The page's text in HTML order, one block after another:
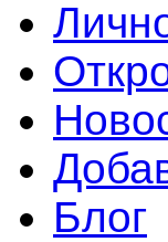
Блог